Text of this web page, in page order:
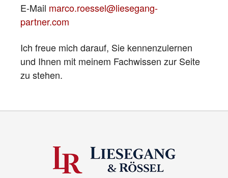
E-Mail marco.roessel@liesegang-
partner.com
Ich freue mich darauf, Sie kennenzulernen
und Ihnen mit meinem Fachwissen zur Seite
zu stehen.